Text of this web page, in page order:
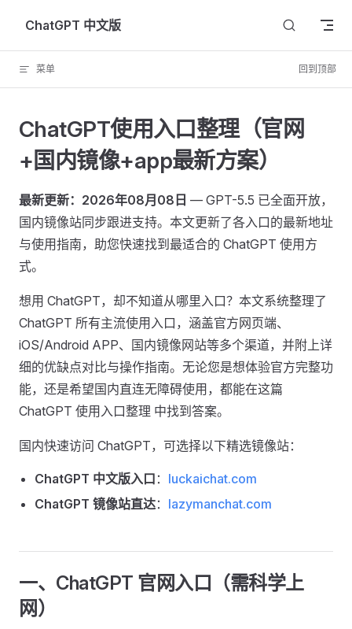
Skip to content
ChatGPT 中文版
菜单 回到顶部
ChatGPT使用入口整理（官网
+国内镜像+app最新方案）
最新更新：2026年08月08日 — GPT-5.5 已全面开放，
国内镜像站同步跟进支持。本文更新了各入口的最新地址
与使用指南，助您快速找到最适合的 ChatGPT 使用方
式。
想用 ChatGPT，却不知道从哪里入口？本文系统整理了
ChatGPT 所有主流使用入口，涵盖官方网页端、
iOS/Android APP、国内镜像网站等多个渠道，并附上详
细的优缺点对比与操作指南。无论您是想体验官方完整功
能，还是希望国内直连无障碍使用，都能在这篇
ChatGPT 使用入口整理 中找到答案。
国内快速访问 ChatGPT，可选择以下精选镜像站：
ChatGPT 中文版入口 ： luckaichat.com
ChatGPT 镜像站直达： lazymanchat.com
一、ChatGPT 官网入口（需科学上
网）